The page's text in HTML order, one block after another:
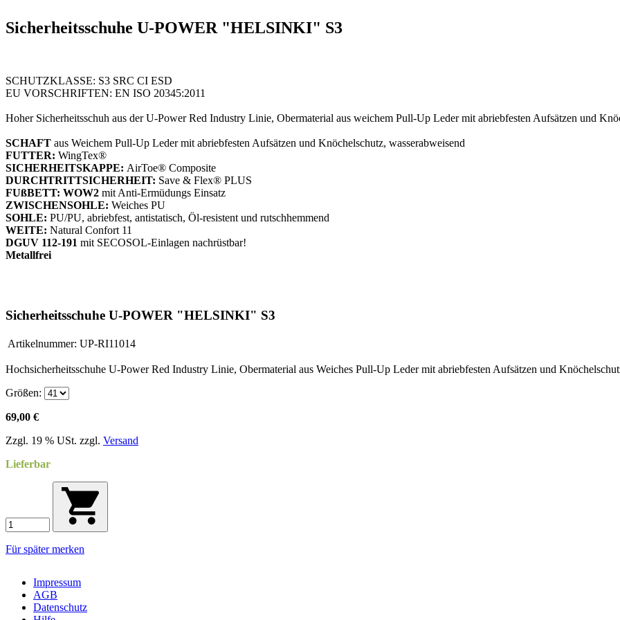
Sicherheitsschuhe U-POWER "HELSINKI" S3
SCHUTZKLASSE: S3 SRC CI ESD
EU VORSCHRIFTEN: EN ISO 20345:2011
Hoher Sicherheitsschuh aus der U-Power Red Industry Linie, Obermaterial aus weichem Pull-Up Leder mit abriebfesten Aufsätzen und
SCHAFT aus Weichem Pull-Up Leder mit abriebfesten Aufsätzen und Knöchelschutz, wasserabweisend
FUTTER: WingTex®
SICHERHEITSKAPPE: AirToe® Composite
DURCHTRITTSICHERHEIT: Save & Flex® PLUS
FUßBETT: WOW2 mit Anti-Ermüdungs Einsatz
ZWISCHENSOHLE: Weiches PU
SOHLE: PU/PU, abriebfest, antistatisch, Öl-resistent und rutschhemmend
WEITE: Natural Confort 11
DGUV 112-191 mit SECOSOL-Einlagen nachrüstbar!
Metallfrei
Sicherheitsschuhe U-POWER "HELSINKI" S3
Artikelnummer: UP-RI11014
Hochsicherheitsschuhe U-Power Red Industry Linie, Obermaterial aus Weiches Pull-Up Leder mit abriebfesten Aufsätzen und
Größen:
69,00 €
Zzgl. 19 % USt. zzgl. Versand
Lieferbar
Für später merken
Impressum
AGB
Datenschutz